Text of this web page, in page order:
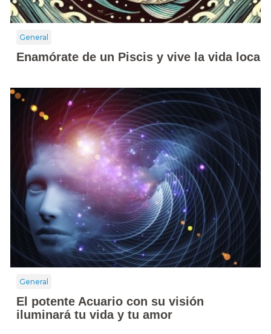
General
Enamórate de un Piscis y vive la vida loca
General
El potente Acuario con su visión
iluminará tu vida y tu amor